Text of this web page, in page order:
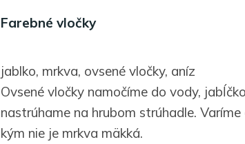
Farebné vločky
jablko, mrkva, ovsené vločky, aníz
Ovsené vločky namočíme do vody,
nastrúhame na hrubom strúhadle.
kým nie je mrkva mäkká.